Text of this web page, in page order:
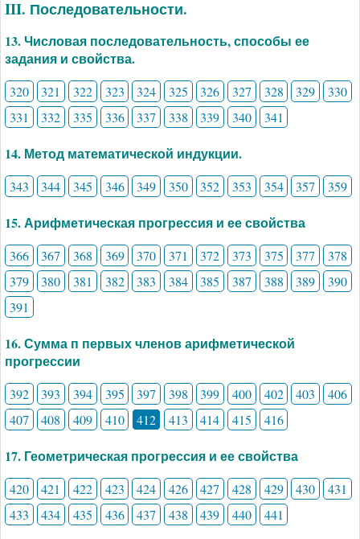
III. Последовательности.
13. Числовая последовательность, способы ее
задания и свойства.
320 321 322 323 324 325 326 327 328 329
330
331
332 335 336 337 338 339 340 341
14. Метод математической индукции.
343 344 345 346 349 350 352 353 354 357 359
15. Арифметическая прогрессия и ее свойства
366 367 368 369 370 371 372 373 375 377
378
379
380 381 382 383 384 385 387 388 389
390
391
16. Сумма п первых членов арифметической
прогрессии
392 393 394 395 397 398 399 400 402 403
406
407
408 409 410 412 413 414 415 416
17. Геометрическая прогрессия и ее свойства
420 421 422 423 424 426 427 428 429 430
431
433
434 435 436 437 438 439 440 441